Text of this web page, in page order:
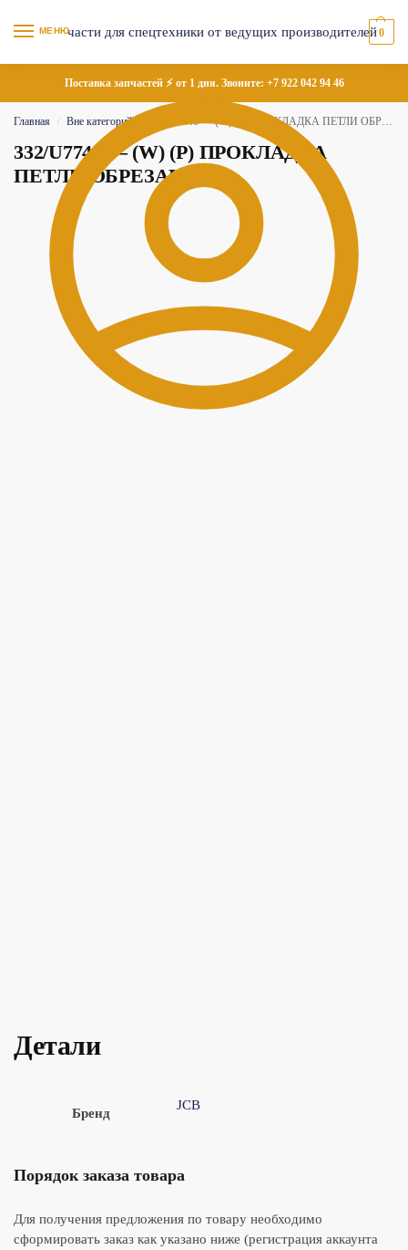
МЕНЮ 0
Поставка запчастей ⚡ от 1 дня. Звоните: +7 922 042 94 46
Главная / Вне категорий 332/U7746 — (W) (P) ПРОКЛАДКА ПЕТЛИ ОБРЕЗАННАЯ
332/U7746 — (W) (P) ПРОКЛАДКА
ПЕТЛИ ОБРЕЗАННАЯ
Детали
Бренд
JCB
Порядок заказа товара
Для получения предложения по товару необходимо
сформировать заказ как указано ниже (регистрация аккаунта